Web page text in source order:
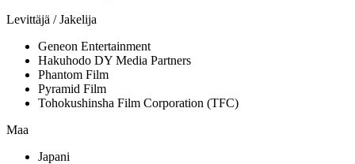
Levittäjä / Jakelija
Geneon Entertainment
Hakuhodo DY Media Partners
Phantom Film
Pyramid Film
Tohokushinsha Film Corporation (TFC)
Maa
Japani